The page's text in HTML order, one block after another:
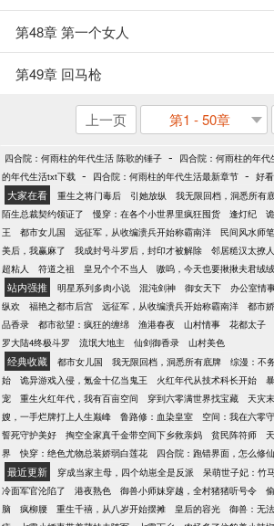
第48章 第一个女人
第49章 回马枪
上一页 第1 - 50章
四合院：何雨柱的年代生活 陈歌的锤子 - 四合院：何雨柱的年代
的年代生活txt下载 - 四合院：何雨柱的年代生活最新章节 - 好
大家在看 重生之将门毒后 引她放纵 我无限回档，洞悉所有
陌生总裁契约领证了
慢穿：在各个小世界里疯狂囤货 逢灯纪
王
都市女儿国 远征军，从收编溃兵开始称霸南洋 民间风水师
美后，我赢麻了
我成封号斗罗后，封印才被解除 邻居糙汉太撩
超粘人
符道之祖 皇兄个个不当人 嗷呜，今天也要揪揪夫君绒
站内强推 明星系列多肉小说 混沌剑神 御女天下 办公室情
纵欢
福艳之都市后宫 远征军，从收编溃兵开始称霸南洋 都市
品香录
都市欲望：疯狂的缠绵 渔港春夜 山村情事 花都太子
罗大陆4终极斗罗
流氓大地主 仙剑御香录 山村美色
经典收藏 都市女儿国 我无限回档，洞悉所有底牌 综漫：不
始
诡异游戏入侵，氪金十亿当鬼王 火红年代从技术科长开始
宠
重生火红年代，我有百亩空间 穿到六零满世界找宝藏 天灾
嫂，一手烂牌打上人生巅峰
鲁路修：血染皇室 空间：我在六零
誓死守护美好
掏空全家真千金带空间下乡救亲妈 贫民阵符师
界
快穿：绝色尤物总装娇弱白莲花 四合院：跑错界面，怎么修仙
最近更新 穿成当家主母，四个幼崽全是反派 呆萌世子妃：竹
冷面军官沦陷了
港夜熟色 御兽小师妹穿越，全村猪猪听号令
脑
疯柳腰 重生千禧，从八岁开始摆摊 皇后的容光 御兽：无